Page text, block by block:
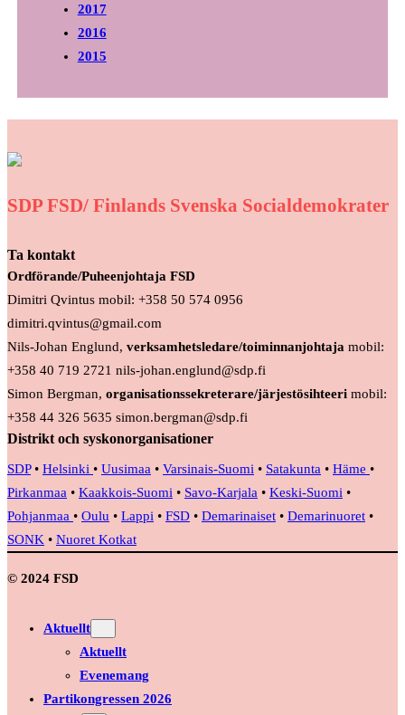
2017
2016
2015
SDP FSD/ Finlands Svenska Socialdemokrater
Ta kontakt
Ordförande/Puheenjohtaja FSD
Dimitri Qvintus mobil: +358 50 574 0956
dimitri.qvintus@gmail.com
Nils-Johan Englund, verksamhetsledare/toiminnanjohtaja mobil:
+358 40 719 2721 nils-johan.englund@sdp.fi
Simon Bergman, organisationssekreterare/järjestösihteeri mobil:
+358 44 326 5635 simon.bergman@sdp.fi
Distrikt och syskonorganisationer
SDP• Helsinki • Uusimaa • Varsinais-Suomi • Satakunta • Häme •
Pirkanmaa • Kaakkois-Suomi • Savo-Karjala • Keski-Suomi •
Pohjanmaa • Oulu • Lappi • FSD • Demarinaiset • Demarinuoret •
SONK • Nuoret Kotkat
© 2024 FSD
Aktuellt
Aktuellt
Evenemang
Partikongressen 2026